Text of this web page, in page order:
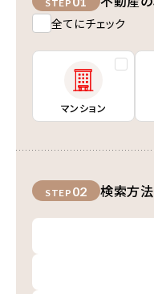
STEP
全てにチェック
マンション
STEP 02 検索方